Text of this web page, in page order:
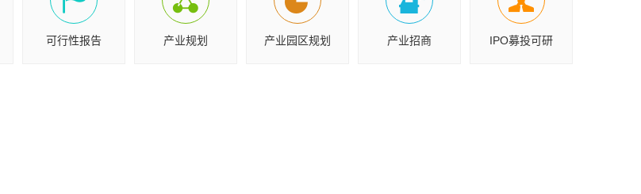
可行性报告 产业规划 产业园区规划 产业招商 IPO募投可研